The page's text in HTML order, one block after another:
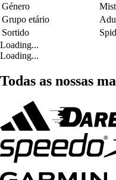
Género
Grupo etário
Sortido
Loading...
Loading...
Todas as nossas